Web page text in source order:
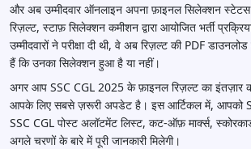
और अब उम्मीदवार ऑनलाइन अपना फ़ाइनल सिलेक्शन
रिज़ल्ट, स्टाफ़ सिलेक्शन कमीशन द्वारा आयोजित भर्ती
उम्मीदवारों ने परीक्षा दी थी, वे अब रिज़ल्ट की PDF
हैं कि उनका सिलेक्शन हुआ है या नहीं।
अगर आप SSC CGL 2025 के फ़ाइनल रिज़ल्ट का इंतज़ार
आपके लिए सबसे ज़रूरी अपडेट है। इस आर्टिकल में, आपको
SSC CGL पोस्ट अलॉटमेंट लिस्ट, कट-ऑफ़ मार्क्स,
अगले चरणों के बारे में पूरी जानकारी मिलेगी।